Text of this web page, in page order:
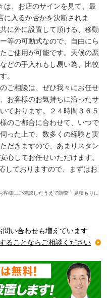
は、お店のサインを見て、最
に入るか否かを決断されま
に外に設置して頂ける、移動
等の可動式なので、自由にら
ご使用が可能です。天候の悪
どの手入れもし易い為、比較
。
ご相談は、ぜひ我々にお任せ
お客様のお気持ちに沿ったサ
ております。２４時間３６５
のご都合に合わせて、いつで
った上で、数多くの経験と実
だきますので、あまりスタン
心してお任せいただけます。
しておりますので、まずはお
様にご確認したうえで調査・見積もりに
い合わせも増えています
ることならご相談ください